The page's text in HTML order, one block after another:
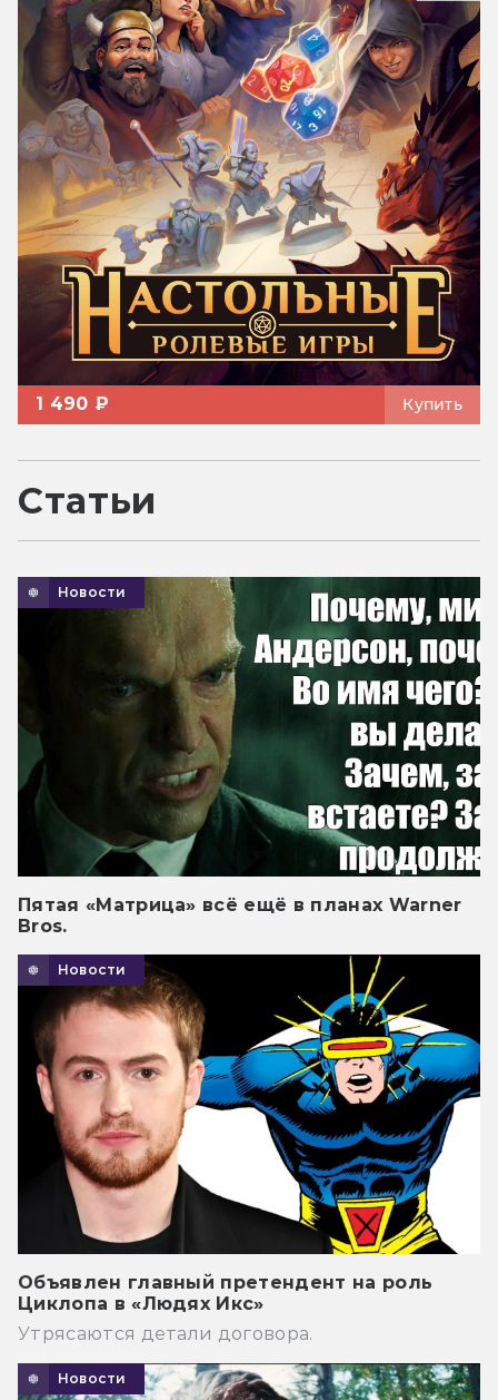
1 490 ₽ Купить
Статьи
Новости
Пятая «Матрица» всё ещё в планах Warner
Bros.
Новости
Объявлен главный претендент на роль
Циклопа в «Людях Икс»
Утрясаются детали договора.
Новости